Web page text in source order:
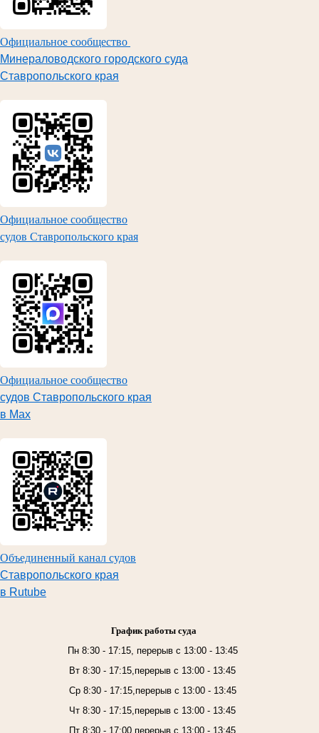
Официальное сообщество
Минераловодского городского суда
Ставропольского края
Официальное сообщество
судов Ставропольского края
Официальное сообщество
судов Ставропольского края
в Max
Объединенный канал судов
Ставропольского края
в Rutube
График работы суда
Пн 8:30 - 17:15, перерыв с 13:00 - 13:45
Вт 8:30 - 17:15,перерыв с 13:00 - 13:45
Ср 8:30 - 17:15,перерыв с 13:00 - 13:45
Чт 8:30 - 17:15,перерыв с 13:00 - 13:45
Пт 8:30 - 17:00,перерыв с 13:00 - 13:45